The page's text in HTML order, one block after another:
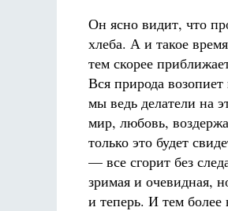
Он ясно видит, что
хлеба. А и такое
тем скорее
Вся природа
мы ведь делатели на
мир, любовь,
только это будет
— все сгорит без
зримая и очевидная,
и теперь. И тем более